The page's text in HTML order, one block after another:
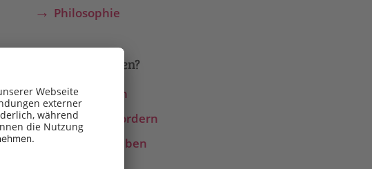
Philosophie
Sie haben Fragen?
Jetzt anrufen
Rückruf anfordern
E-Mail schreiben